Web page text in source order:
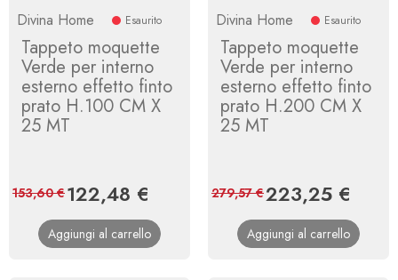
Divina Home Esaurito
Tappeto moquette
Verde per interno
esterno effetto finto
prato H.100 CM X
25 MT
Prezzo
122,48 €
base
153,60 €
Aggiungi al carrello
Divina Home Esaurito
Tappeto moquette
Verde per interno
esterno effetto finto
prato H.200 CM X
25 MT
Prezzo
223,25 €
base
279,57 €
Aggiungi al carrello